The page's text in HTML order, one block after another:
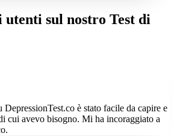
utenti sul nostro Test di
DepressionTest.co è stato facile da capire e
cui avevo bisogno. Mi ha incoraggiato a